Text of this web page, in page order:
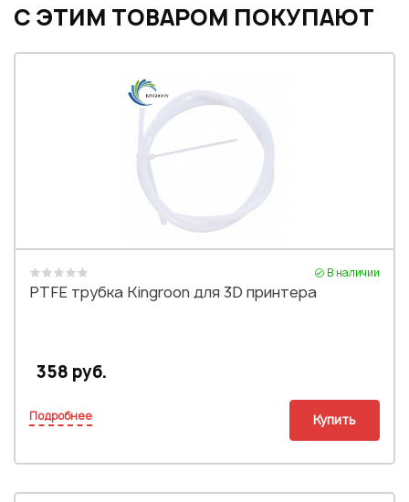
С ЭТИМ ТОВАРОМ ПОКУПАЮТ
В наличии
PTFE трубка Kingroon для 3D принтера
358 руб.
Подробнее Купить